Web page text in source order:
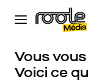
Vous
Voici ce